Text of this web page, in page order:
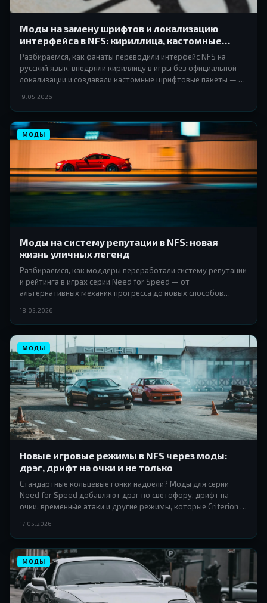
Моды на замену шрифтов и локализацию
интерфейса в NFS: кириллица, кастомные
гарнитуры и типографика
Разбираемся, как фанаты переводили интерфейс NFS на
русский язык, внедряли кириллицу в игры без официальной
локализации и создавали кастомные шрифтовые пакеты — от
19.05.2026
МОДЫ
Моды на систему репутации в NFS: новая
жизнь уличных легенд
Разбираемся, как моддеры переработали систему репутации
и рейтинга в играх серии Need for Speed — от
альтернативных механик прогресса до новых способов
гонщика.
18.05.2026
МОДЫ
Новые игровые режимы в NFS через моды:
дрэг, дрифт на очки и не только
Стандартные кольцевые гонки надоели? Моды для серии
Need for Speed добавляют дрэг по светофору, дрифт на
очки, временны́е атаки и другие режимы, которые Criterion и
17.05.2026
МОДЫ